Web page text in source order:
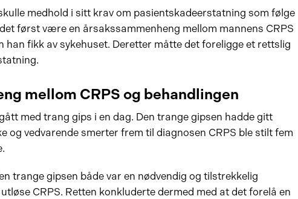
medhold i sitt krav om pasientskadeerstatning som følge
først være en årsakssammenheng mellom mannens CRPS
han fikk av sykehuset. Deretter måtte det foreligge et rettslig
mellom CRPS og behandlingen
med trang gips i en dag. Den trange gipsen hadde gitt
og vedvarende smerter frem til diagnosen CRPS ble stilt fem
trange gipsen både var en nødvendig og tilstrekkelig
CRPS. Retten konkluderte dermed med at det forelå en